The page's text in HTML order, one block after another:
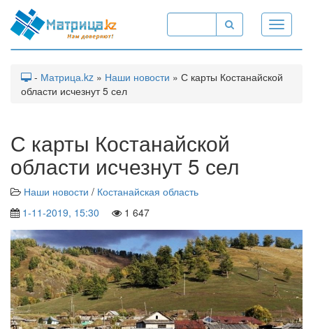
Toggle
- Матрица.kz » Наши новости » С карты Костанайской
области исчезнут 5 сел
С карты Костанайской
области исчезнут 5 сел
Наши новости / Костанайская область
1-11-2019, 15:30
1 647